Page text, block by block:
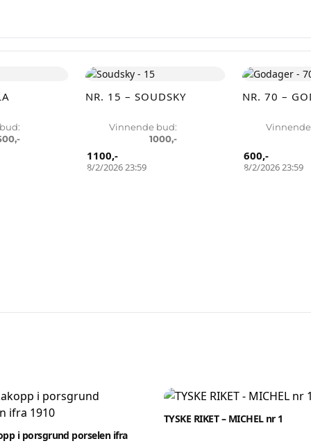
,-
NR. 15 – SOUDSKY
Vinnende bud:
1000,-
8/2/2026 23:59
1100,-
NR. 70 –
8/2/2026 23:59
600,-
i porsgrund porselen ifra
TYSKE RIKET – MICHEL nr 1
ellerLogg inn
Ingen provisjon. Bare ekte kjøpere.
Lukk vinduet